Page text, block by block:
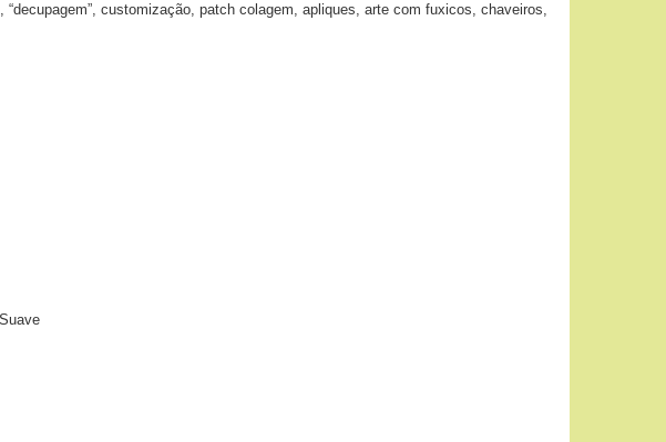
customização, patch colagem, apliques, arte com fuxicos, chaveiros,